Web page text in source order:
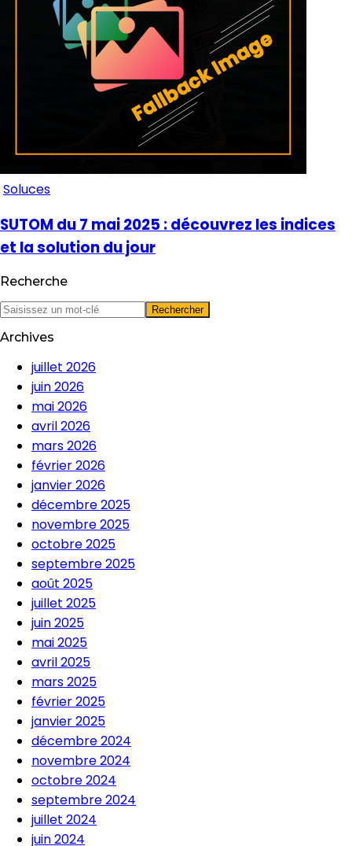
Soluces
SUTOM du 7 mai 2025 : découvrez les indices
et la solution du jour
Recherche
Archives
juillet 2026
juin 2026
mai 2026
avril 2026
mars 2026
février 2026
janvier 2026
décembre 2025
novembre 2025
octobre 2025
septembre 2025
août 2025
juillet 2025
juin 2025
mai 2025
avril 2025
mars 2025
février 2025
janvier 2025
décembre 2024
novembre 2024
octobre 2024
septembre 2024
juillet 2024
juin 2024